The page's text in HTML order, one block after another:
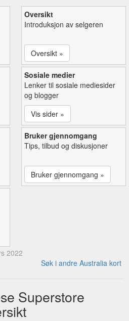
Oversikt
Introduksjon av selgeren
Oversikt »
Sosiale medier
Lenker til sosiale mediesider
og blogger
Vis sider »
Bruker gjennomgang
Tips, tilbud og diskusjoner
Bruker gjennomgang »
2022
Søk i andre Australia kort
Superstore